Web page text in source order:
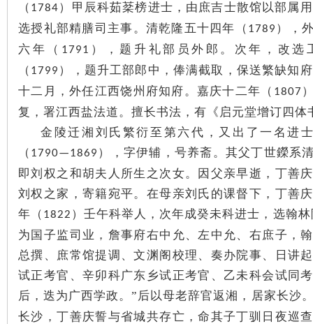
（ 1784）甲辰科茹棻榜进士，由庶吉士散馆以部属
选授礼部精膳司主事。清乾隆五十四年（ 1789 ），
六年（ 1791 ），题升礼部员外郎。次年，改
（ 1799 ），题升工部郎中，俸满截取，保送繁缺知
十二月，外任江西饶州府知府。嘉庆十二年（ 1807
复，署江西盐法道。擅长书法，有《启元堂增订四体
金陵迁湘刘氏繁衍至第六代，又出了一名进
（ 1790—1869 ），字伊辅，号养斋。其父丁世鑅系
即刘权之和胡夫人所生之次女。因父亲早逝，丁善
刘权之家，寄籍宛平。在母亲刘氏的课督下，丁善
年（ 1822 ）壬午科举人，次年成癸未科进士，选翰
为国子监司业，詹事府右中允、左中允、右庶子，
总撰、庶常馆提调、文渊阁校理、奏办院事、日讲
试正考官、辛卯科广东乡试正考官、乙未科会试同
后，迭为广西学政。” 后以母老辞官返湘，居家长沙
长沙，丁善庆誓与省城共存亡，命其子丁驯日夜巡